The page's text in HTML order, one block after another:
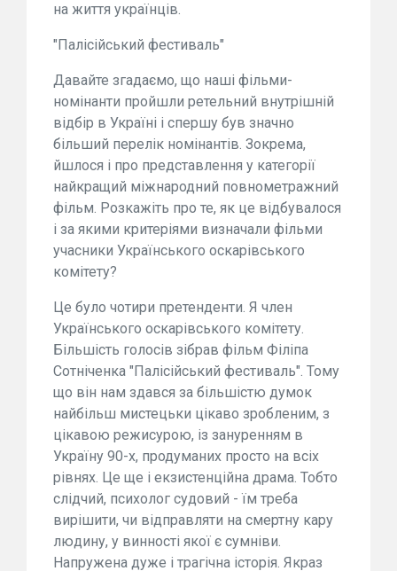
на життя українців.
"Палісійський фестиваль"
Давайте згадаємо, що наші фільми-
номінанти пройшли ретельний внутрішній
відбір в Україні і спершу був значно
більший перелік номінантів. Зокрема,
йшлося і про представлення у категорії
найкращий міжнародний повнометражний
фільм. Розкажіть про те, як це відбувалося
і за якими критеріями визначали фільми
учасники Українського оскарівського
комітету?
Це було чотири претенденти. Я член
Українського оскарівського комітету.
Більшість голосів зібрав фільм Філіпа
Сотніченка "Палісійський фестиваль". Тому
що він нам здався за більшістю думок
найбільш мистецьки цікаво зробленим, з
цікавою режисурою, із зануренням в
Україну 90-х, продуманих просто на всіх
рівнях. Це ще і екзистенційна драма. Тобто
слідчий, психолог судовий - їм треба
вирішити, чи відправляти на смертну кару
людину, у винності якої є сумніви.
Напружена дуже і трагічна історія. Якраз